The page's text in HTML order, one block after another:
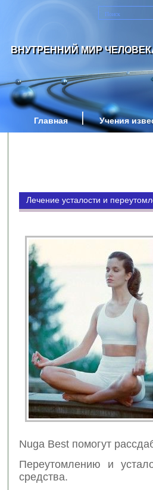
ВНУТРЕННИЙ МИР
Главная Учения
Лечение усталости и
Nuga Best помогут
Переутомлению и
средства.